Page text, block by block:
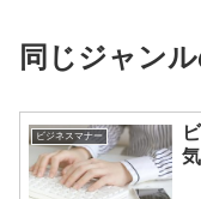
同じジャン
ビジネスマナー